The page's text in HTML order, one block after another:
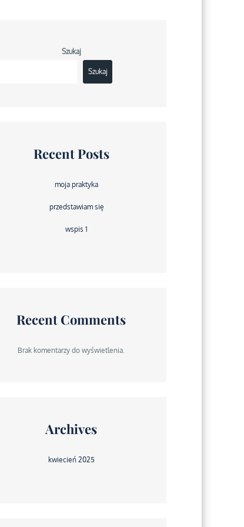
Szukaj
Szukaj
Recent Posts
moja praktyka
przedstawiam się
wspis 1
Recent Comments
Brak komentarzy do wyświetlenia.
Archives
kwiecień 2025